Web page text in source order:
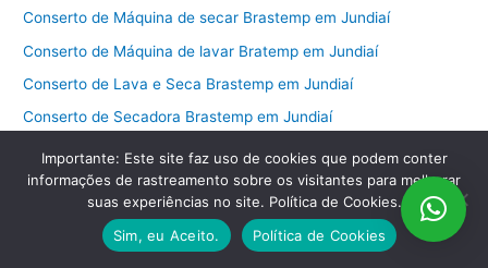
Conserto de Máquina de secar Brastemp em Jundiaí
Conserto de Máquina de lavar Bratemp em Jundiaí
Conserto de Lava e Seca Brastemp em Jundiaí
Conserto de Secadora Brastemp em Jundiaí
Conserto de Lavadora Brastemp em Jundiaí
Conserto de Forno elétrico Brastemp em Jundiaí
Conserto de Forno a gás Brastemp em Jundiaí
Conserto de Fogão de Chão Brastemp em Jundiaí
Importante: Este site faz uso de cookies que podem conter
informações de rastreamento sobre os visitantes para melhorar
suas experiências no site. Política de Cookies.
Sim, eu Aceito.
Política de Cookies